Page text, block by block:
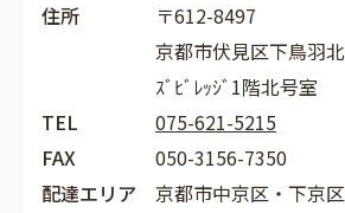
住所
〒612-8497
京都市伏見区下鳥羽
ｽﾞﾋﾞﾚｯｼﾞ1階北号室
TEL
075-621-5215
FAX
050-3156-7350
配達エリア
京都市中京区・下京